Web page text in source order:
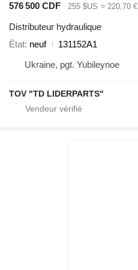
576 500 CDF 255 $US ≈ 220,70 €
Distributeur hydraulique
État neuf
131152A1
Ukraine, pgt. Yubileynoe
TOV "TD LIDERPARTS"